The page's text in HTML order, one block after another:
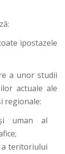
ipostazele
a unor studii
actuale ale
regionale:
uman al
a teritoriului